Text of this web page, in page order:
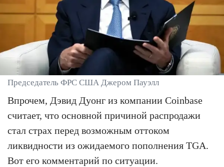
Председатель ФРС США Джером Пауэлл
Впрочем, Дэвид Дуонг из компании Coinbase
считает, что основной причиной распродажи
стал страх перед возможным оттоком
ликвидности из ожидаемого пополнения TGA.
Вот его комментарий по ситуации.